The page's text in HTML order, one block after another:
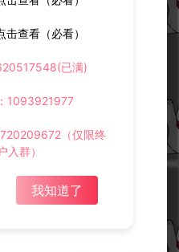
遮天合击版】7月最新整理Win一
教程+视频教程
三端传奇
冷雨泽ღ
击查看（必看）
已满)
1093921977
（仅限终
入群）
我知道了